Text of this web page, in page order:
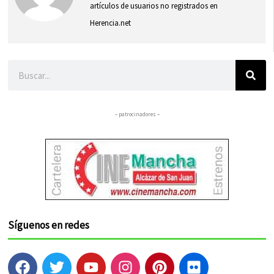
artículos de usuarios no registrados en
Herencia.net
– patrocinadores –
Síguenos en redes
F T Y I P F